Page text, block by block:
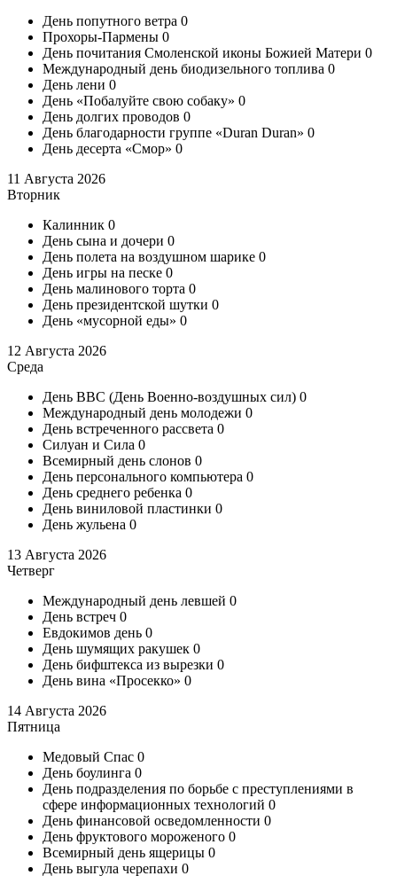
День попутного ветра 0
Прохоры-Пармены 0
День почитания Смоленской иконы Божией Матери 0
Международный день биодизельного топлива 0
День лени 0
День «Побалуйте свою собаку» 0
День долгих проводов 0
День благодарности группе «Duran Duran» 0
День десерта «Смор» 0
11 Августа 2026
Вторник
Калинник 0
День сына и дочери 0
День полета на воздушном шарике 0
День игры на песке 0
День малинового торта 0
День президентской шутки 0
День «мусорной еды» 0
12 Августа 2026
Среда
День ВВС (День Военно-воздушных сил) 0
Международный день молодежи 0
День встреченного рассвета 0
Силуан и Сила 0
Всемирный день слонов 0
День персонального компьютера 0
День среднего ребенка 0
День виниловой пластинки 0
День жульена 0
13 Августа 2026
Четверг
Международный день левшей 0
День встреч 0
Евдокимов день 0
День шумящих ракушек 0
День бифштекса из вырезки 0
День вина «Просекко» 0
14 Августа 2026
Пятница
Медовый Спас 0
День боулинга 0
День подразделения по борьбе с преступлениями в
сфере информационных технологий 0
День финансовой осведомленности 0
День фруктового мороженого 0
Всемирный день ящерицы 0
День выгула черепахи 0